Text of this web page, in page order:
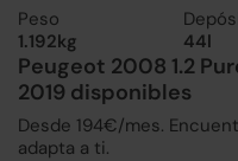
Peso
1.192kg
44l
Peugeot 2008 1.2
2019 disponibles
Desde 194€/mes.
adapta a ti.